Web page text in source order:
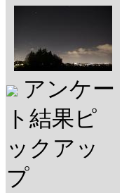
アンケー
ト結果ピ
ックアッ
プ